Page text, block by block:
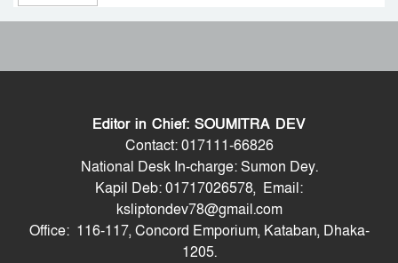
ফাইনালে হেরে যা বললেন স্কালোনি
বিশ্বকাপ শেষে আর্জেন্টিনা দলে আর দেখা যাবে না যে
৯ তারকাকে
র‍্যাব বিলুপ্ত করে আনা হচ্ছে নতুন বাহিনী
আওয়ামী লীগ আমাদের শত্রু নয়, অচিরেই আওয়ামী
লীগ বিএনপির সঙ্গে মিশে যাবে: সংসদ সদস্য নাছির
সচিব পদে পদোন্নতি পেলেন জেসমিন নাহার
বাংলাদেশে যা চলছে, সেটা অমানবিক: দিলীপ ঘোষ
Editor in Chief: SOUMITRA DEV
Contact: 017111-66826
National Desk In-charge: Sumon Dey.
Kapil Deb: 01717026578, Email:
ksliptondev78@gmail.com
Office: 116-117, Concord Emporium, Kataban, Dhaka-
1205.